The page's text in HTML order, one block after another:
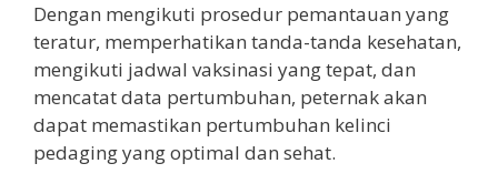
Dengan mengikuti prosedur pemantauan yang
teratur, memperhatikan tanda-tanda kesehatan,
mengikuti jadwal vaksinasi yang tepat, dan
mencatat data pertumbuhan, peternak akan
dapat memastikan pertumbuhan kelinci
pedaging yang optimal dan sehat.